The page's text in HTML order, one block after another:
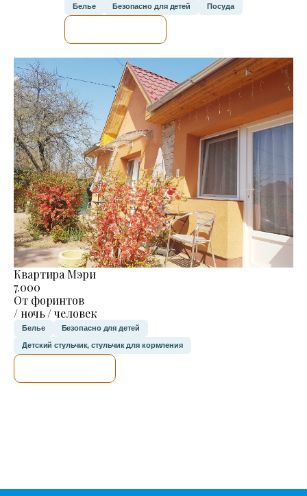
Белье Безопасно для детей Посуда
Квартира Мэри
7.000
От форинтов
/ ночь / человек
Белье Безопасно для детей
Детский стульчик, стульчик для кормления